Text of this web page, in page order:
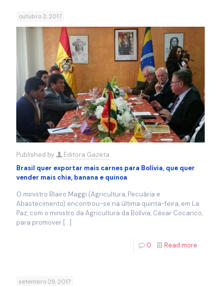
outubro 2, 2017
Published by
Editora Gazeta
Brasil quer exportar mais carnes para Bolívia, que quer
vender mais chia, banana e quinoa
O ministro Blairo Maggi (Agricultura, Pecuária e
Abastecimento) encontrou-se na última quinta-feira, em La
Paz, com o ministro da Agricultura da Bolívia, César Cocarico,
para promover […]
0 Read more
setembro 29, 2017